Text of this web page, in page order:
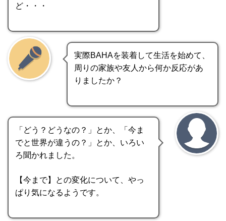
ど・・・
実際BAHAを装着して生活を始めて、
周りの家族や友人から何か反応があ
りましたか？
「どう？どうなの？」とか、「今ま
でと世界が違うの？」とか、いろい
ろ聞かれました。
【今まで】との変化について、やっ
ぱり気になるようです。